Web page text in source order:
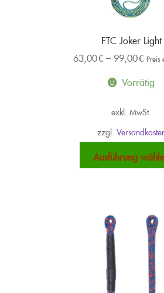
FTC Joker Light
63,00€–99,00€
Vorrätig
exkl. MwSt.
zzgl.
Ausführung